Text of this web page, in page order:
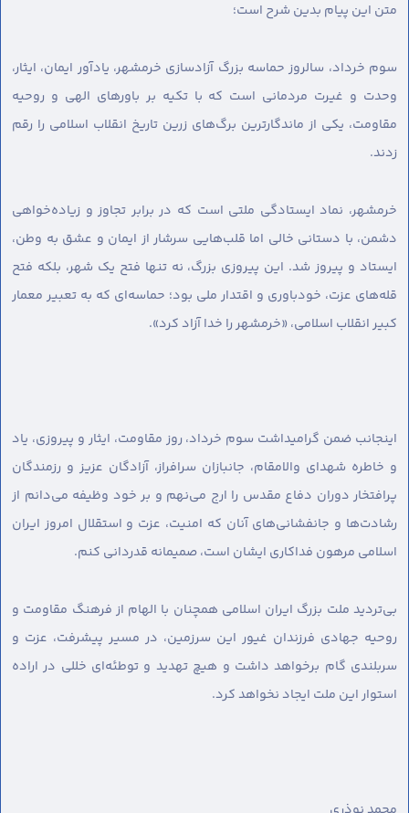
متن این پیام بدین شرح است؛
سوم خرداد، سالروز حماسه بزرگ آزادسازی خرمشهر، یادآور ایمان، ایثار،
وحدت و غیرت مردمانی است که با تکیه بر باورهای الهی و روحیه
مقاومت، یکی از ماندگارترین برگ‌های زرین تاریخ انقلاب اسلامی را رقم
زدند.
خرمشهر، نماد ایستادگی ملتی است که در برابر تجاوز و زیاده‌خواهی
دشمن، با دستانی خالی اما قلب‌هایی سرشار از ایمان و عشق به وطن،
ایستاد و پیروز شد. این پیروزی بزرگ، نه تنها فتح یک شهر، بلکه فتح
قله‌های عزت، خودباوری و اقتدار ملی بود؛ حماسه‌ای که به تعبیر معمار
کبیر انقلاب اسلامی، «خرمشهر را خدا آزاد کرد».
اینجانب ضمن گرامیداشت سوم خرداد، روز مقاومت، ایثار و پیروزی، یاد
و خاطره شهدای والامقام، جانبازان سرافراز، آزادگان عزیز و رزمندگان
پرافتخار دوران دفاع مقدس را ارج می‌نهم و بر خود وظیفه می‌دانم از
رشادت‌ها و جانفشانی‌های آنان که امنیت، عزت و استقلال امروز ایران
اسلامی مرهون فداکاری ایشان است، صمیمانه قدردانی کنم.
بی‌تردید ملت بزرگ ایران اسلامی همچنان با الهام از فرهنگ مقاومت و
روحیه جهادی فرزندان غیور این سرزمین، در مسیر پیشرفت، عزت و
سربلندی گام برخواهد داشت و هیچ تهدید و توطئه‌ای خللی در اراده
استوار این ملت ایجاد نخواهد کرد.